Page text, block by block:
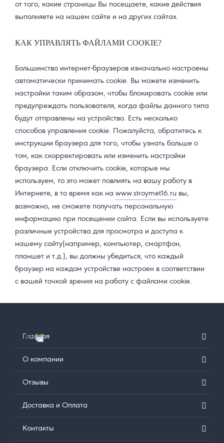
от того, какие страницы Вы посещаете, какие действия
выполняете на нашем сайте и на других сайтах.
КАК УПРАВЛЯТЬ ФАЙЛАМИ COOKIE?
Большинство интернет-браузеров изначально настроены
автоматически принимать cookie. Вы можете изменить
настройки таким образом, чтобы блокировать cookie или
предупреждать пользователя, когда файлы данного типа
будут отправлены на устройство. Есть несколько
способов управления cookie. Пожалуйста, обратитесь к
инструкции браузера для того, чтобы узнать больше о
том, как скорректировать или изменить настройки
браузера. Если отключить cookie, которые мы
используем, то это может повлиять на вашу работу в
Интернете, в то время как на www.stroymet16.ru вы,
возможно, не сможете получать персональную
информацию при посещении сайта. Если вы используете
различные устройства для просмотра и доступа к
нашему сайту(например, компьютер, смартфон,
планшет и т.д.), вы должны убедиться, что каждый
браузер на каждом устройстве настроен в соответствии
с вашей точкой зрения на работу с файлами cookie.
ПОДВАЛ
Главная
О компании
Отзывы
Доставка и Оплата
Контакты